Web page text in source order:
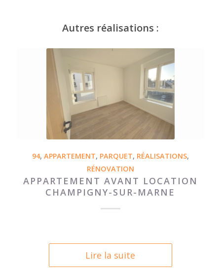
Autres réalisations :
94, APPARTEMENT, PARQUET, RÉALISATIONS,
RÉNOVATION
APPARTEMENT AVANT LOCATION
CHAMPIGNY-SUR-MARNE
Lire la suite